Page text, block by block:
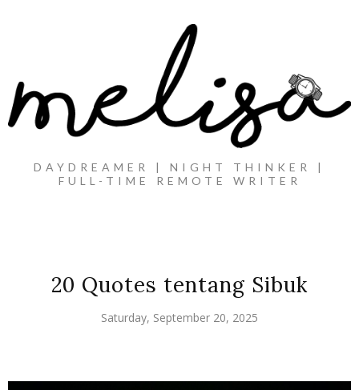
DAYDREAMER | NIGHT THINKER |
FULL-TIME REMOTE WRITER
20 Quotes tentang Sibuk
Saturday, September 20, 2025